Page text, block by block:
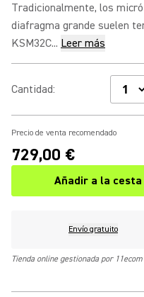
Tradicionalmente, los
diafragma grande suelen
KSM32C... Leer más
Cantidad:
Precio de venta recomendado
729,00 €
Añadir a la cesta
Envío gratuito
Tienda online gestionada por 11ecom